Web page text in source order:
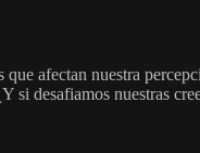
que afectan nuestra
si desafiamos nuestras